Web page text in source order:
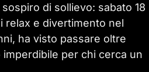
di sollievo: sabato 18
relax e divertimento nel
ha visto passare oltre
per chi cerca un